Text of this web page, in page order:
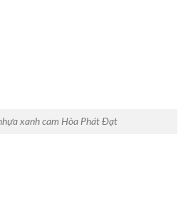
xanh cam Hòa Phát Đạt